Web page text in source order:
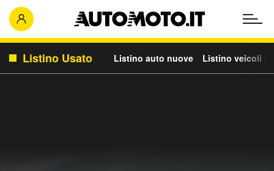
Listino Usato Listino auto nuove Listino veicoli